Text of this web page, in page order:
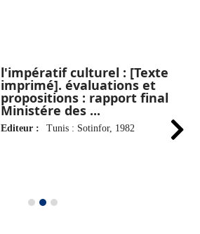
l'impératif culturel : [Texte
imprimé]. évaluations et
propositions : rapport final
Ministére des ...
Editeur : Tunis : Sotinfor, 1982